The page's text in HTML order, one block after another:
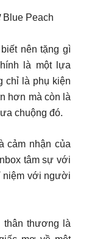
Blue Peach
nên tặng gì
là một lựa
chỉ là phụ kiện
hơn mà còn là
chuộng đó.
cảm nhận của
tâm sự với
niệm với người
thân thương là